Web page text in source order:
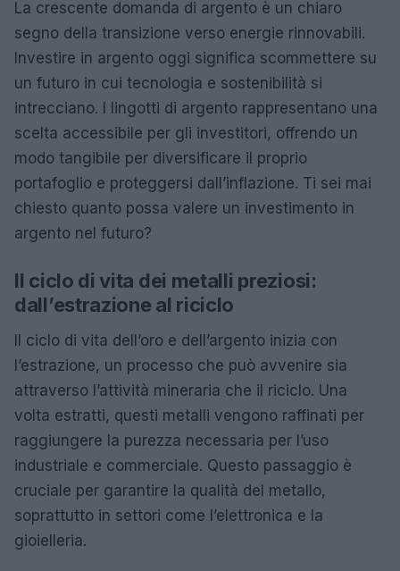
La crescente domanda di argento è un chiaro
segno della transizione verso energie rinnovabili.
Investire in argento oggi significa scommettere su
un futuro in cui tecnologia e sostenibilità si
intrecciano. I lingotti di argento rappresentano una
scelta accessibile per gli investitori, offrendo un
modo tangibile per diversificare il proprio
portafoglio e proteggersi dall’inflazione. Ti sei mai
chiesto quanto possa valere un investimento in
argento nel futuro?
Il ciclo di vita dei metalli preziosi:
dall’estrazione al riciclo
Il ciclo di vita dell’oro e dell’argento inizia con
l’estrazione, un processo che può avvenire sia
attraverso l’attività mineraria che il riciclo. Una
volta estratti, questi metalli vengono raffinati per
raggiungere la purezza necessaria per l’uso
industriale e commerciale. Questo passaggio è
cruciale per garantire la qualità del metallo,
soprattutto in settori come l’elettronica e la
gioielleria.